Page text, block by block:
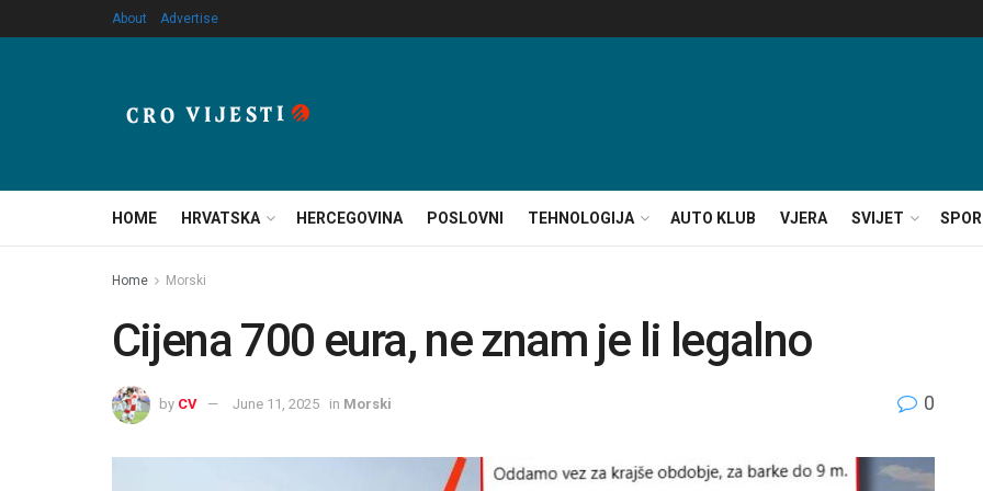
About Advertise
HOME HRVATSKA HERCEGOVINA POSLOVNI TEHNOLOGIJA AUTO KLUB VJERA SVIJET
Home Morski
Cijena 700 eura, ne znam je li legalno
by CV June 11, 2025 in Morski 0